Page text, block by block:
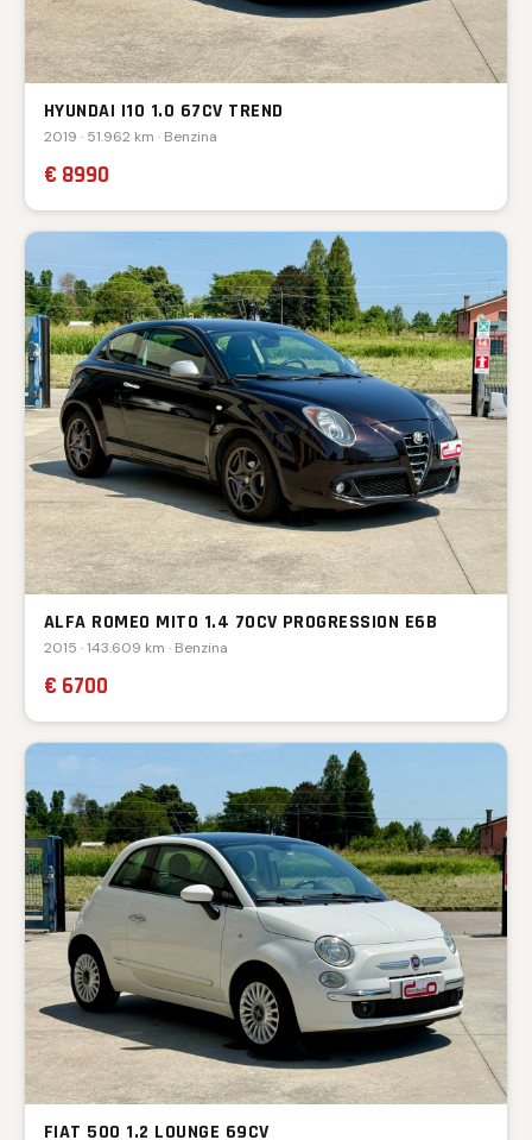
HYUNDAI I10 1.0 67CV TREND
2019 · 51.962 km · Benzina
€ 8990
ALFA ROMEO MITO 1.4 70CV PROGRESSION E6B
2015 · 143.609 km · Benzina
€ 6700
FIAT 500 1.2 LOUNGE 69CV